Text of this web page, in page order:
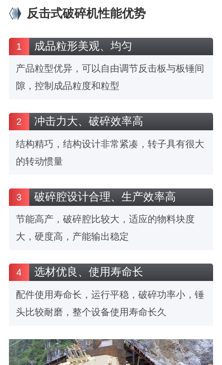
反击式破碎机性能优势
1 成品粒形美观、均匀
产品粒型优异，可以自由调节反击板与板锤间
隙，控制成品粒度和粒型
2 冲击力大、破碎效率高
结构精巧，结构设计非常紧凑，转子具有很大
的转动惯量
3 破碎腔设计合理、生产效率高
节能高产，破碎腔比较大，适应的物料块度
大，硬度高，产能输出稳定
4 选材优良、使用寿命长
配件使用寿命长，运行平稳，破碎功率小，锤
头比较耐磨，整个设备使用寿命长久